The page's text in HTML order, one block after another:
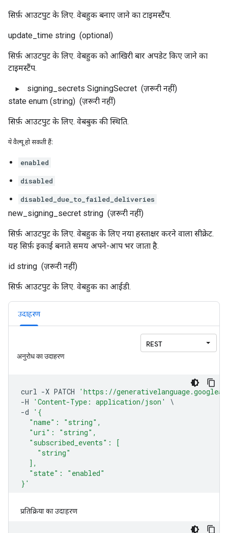
सिर्फ़ आउटपुट के लिए. वेबहुक बनाए जाने का टाइमस्टैंप.
update_time string (optional)
सिर्फ़ आउटपुट के लिए. वेबहुक को आखिरी बार अपडेट किए जाने का
टाइमस्टैंप.
signing_secrets SigningSecret (ज़रूरी नहीं)
state enum (string) (ज़रूरी नहीं)
सिर्फ़ आउटपुट के लिए. वेबबुक की स्थिति.
ये वैल्यू हो सकती हैं:
enabled
disabled
disabled_due_to_failed_deliveries
new_signing_secret string (ज़रूरी नहीं)
सिर्फ़ आउटपुट के लिए. वेबहुक के लिए नया हस्ताक्षर करने वाला सीक्रेट.
यह सिर्फ़ इकाई बनाते समय अपने-आप भर जाता है.
id string (ज़रूरी नहीं)
सिर्फ़ आउटपुट के लिए. वेबहुक का आईडी.
उदाहरण
प्रतिक्रिया का उदाहरण